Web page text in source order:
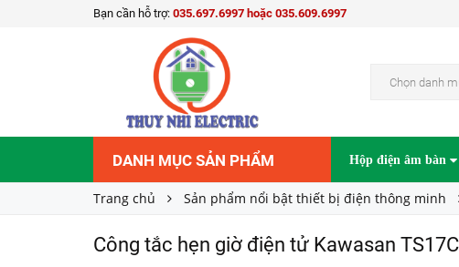
Bạn cần hỗ trợ: 035.697.6997 hoặc 035.609.6997
Chọn danh
DANH MỤC SẢN PHẨM Hộp điện âm bàn
Trang chủ Sản phẩm nổi bật thiết bị điện thông minh
Công tắc hẹn giờ điện tử Kawasan TS17C
Công tắc hẹn giờ điện tử Kawasan TS17C
Giá bán: 320.000₫